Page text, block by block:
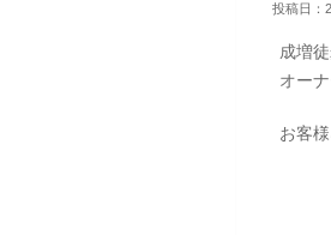
投稿日：
成増
オー
お客